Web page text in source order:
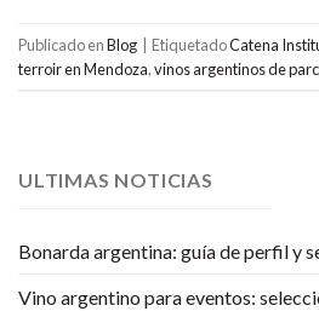
Publicado enBlog EtiquetadoCatena
terroir en Mendoza,vinos argentinos de
ULTIMAS NOTICIAS
Bonarda argentina: guía de perfil y
Vino argentino para eventos: